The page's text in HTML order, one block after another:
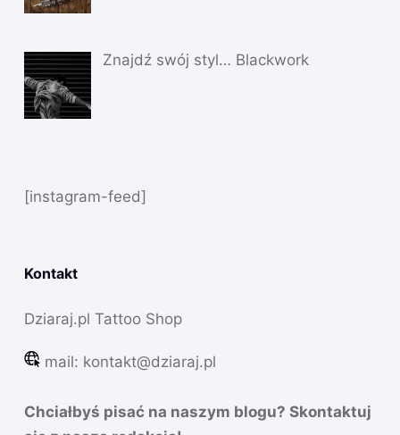
Znajdź swój styl… Blackwork
[instagram-feed]
Kontakt
Dziaraj.pl Tattoo Shop
mail: kontakt@dziaraj.pl
Chciałbyś pisać na naszym blogu? Skontaktuj